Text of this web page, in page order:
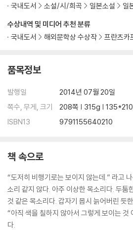
수상내역 및 미디어 추천 분류
국내도서
해외문학상 수상작 프란츠카
국내도서
소설/시/희곡 일본소설 일
품목정보
발행일
2014년 07월 20일
쪽수, 무게, 크기
208쪽 | 315g |
ISBN13
9791155640210
책 속으로
“도저히 비행기로는 보이지 않는데.” 라고
소리 같지 않다. 아주 이상한 목소리다. 두툼
것 같은 목소리다. 갑자기 몹시 늙어버린 듯
“아직 색을 칠하지 않아서 그렇게 보이는
다.